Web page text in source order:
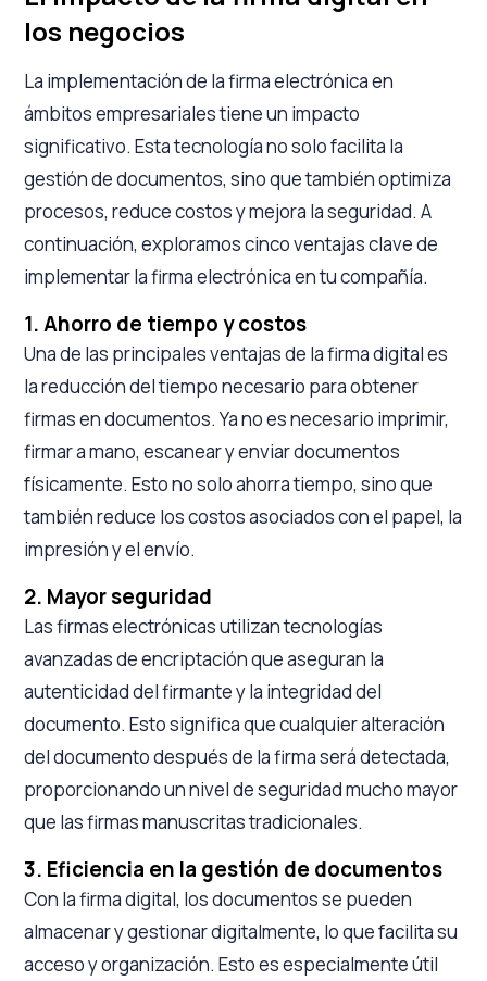
los negocios
La implementación de la firma electrónica en
ámbitos empresariales tiene un impacto
significativo. Esta tecnología no solo facilita la
gestión de documentos, sino que también optimiza
procesos, reduce costos y mejora la seguridad. A
continuación, exploramos cinco ventajas clave de
implementar la firma electrónica en tu compañía.
1. Ahorro de tiempo y costos
Una de las principales ventajas de la firma digital es
la reducción del tiempo necesario para obtener
firmas en documentos. Ya no es necesario imprimir,
firmar a mano, escanear y enviar documentos
físicamente. Esto no solo ahorra tiempo, sino que
también reduce los costos asociados con el papel, la
impresión y el envío.
2. Mayor seguridad
Las firmas electrónicas utilizan tecnologías
avanzadas de encriptación que aseguran la
autenticidad del firmante y la integridad del
documento. Esto significa que cualquier alteración
del documento después de la firma será detectada,
proporcionando un nivel de seguridad mucho mayor
que las firmas manuscritas tradicionales.
3. Eficiencia en la gestión de documentos
Con la firma digital, los documentos se pueden
almacenar y gestionar digitalmente, lo que facilita su
acceso y organización. Esto es especialmente útil